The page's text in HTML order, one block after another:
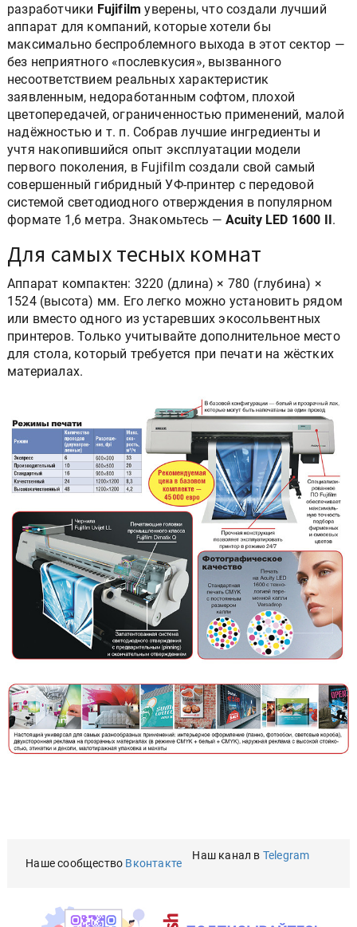
разработчики Fujifilm уверены, что создали лучший
аппарат для компаний, которые хотели бы
максимально беспроблемного выхода в этот сектор —
без неприятного «послевкусия», вызванного
несоответствием реальных характеристик
заявленным, недоработанным софтом, плохой
цветопередачей, ограниченностью применений, малой
надёжностью и т. п. Собрав лучшие ингредиенты и
учтя накопившийся опыт эксплуатации модели
первого поколения, в Fujifilm создали свой самый
совершенный гибридный УФ-принтер с передовой
системой светодиодного отверждения в популярном
формате 1,6 метра. Знакомьтесь — Acuity LED 1600 II.
Для самых тесных комнат
Аппарат компактен: 3220 (длина) × 780 (глубина) ×
1524 (высота) мм. Его легко можно установить рядом
или вместо одного из устаревших экосольвентных
принтеров. Только учитывайте дополнительное место
для стола, который требуется при печати на жёстких
материалах.
Наше сообщество Вконтакте
Наш канал в Telegram